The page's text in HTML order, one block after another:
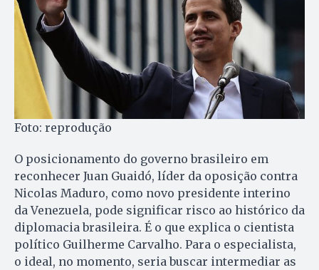
Foto: reprodução
O posicionamento do governo brasileiro em
reconhecer Juan Guaidó, líder da oposição contra
Nicolas Maduro, como novo presidente interino
da Venezuela, pode significar risco ao histórico da
diplomacia brasileira. É o que explica o cientista
político Guilherme Carvalho. Para o especialista,
o ideal, no momento, seria buscar intermediar as